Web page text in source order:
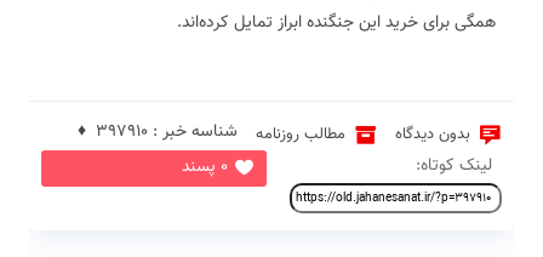
همگی برای خرید‌‌ این جنگند‌‌ه ابراز تمایل کرد‌‌ه‌اند‌‌.
بدون دیدگاه مطالب روزنامه
0 پسند
شناسه خبر : 397910 ♦
لینک کوتاه: